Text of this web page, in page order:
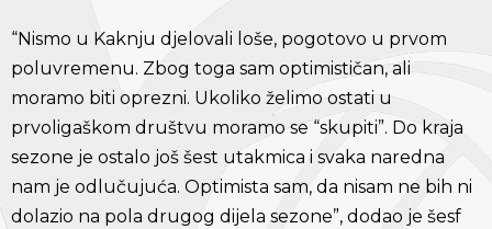
“Nismo u Kaknju djelovali loše, pogotovo u prvom
poluvremenu. Zbog toga sam optimističan, ali
moramo biti oprezni. Ukoliko želimo ostati u
prvoligaškom društvu moramo se “skupiti”. Do kraja
sezone je ostalo još šest utakmica i svaka naredna
nam je odlučujuća. Optimista sam, da nisam ne bih ni
dolazio na pola drugog dijela sezone”, dodao je šesf